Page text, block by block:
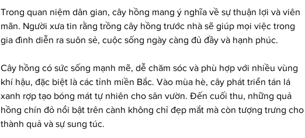
Trong quan niệm dân gian, cây hồng mang ý nghĩa về sự thuận lợi và viên
mãn. Người xưa tin rằng trồng cây hồng trước nhà sẽ giúp mọi việc trong
gia đình diễn ra suôn sẻ, cuộc sống ngày càng đủ đầy và hạnh phúc.
Cây hồng có sức sống mạnh mẽ, dễ chăm sóc và phù hợp với nhiều vùng
khí hậu, đặc biệt là các tỉnh miền Bắc. Vào mùa hè, cây phát triển tán lá
xanh rợp tạo bóng mát tự nhiên cho sân vườn. Đến cuối thu, những quả
hồng chín đỏ nổi bật trên cành không chỉ đẹp mắt mà còn tượng trưng cho
thành quả và sự sung túc.